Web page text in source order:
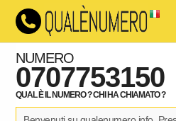
NUMERO
0707753150
QUAL È IL NUMERO ? CHI HA CHIAMATO ?